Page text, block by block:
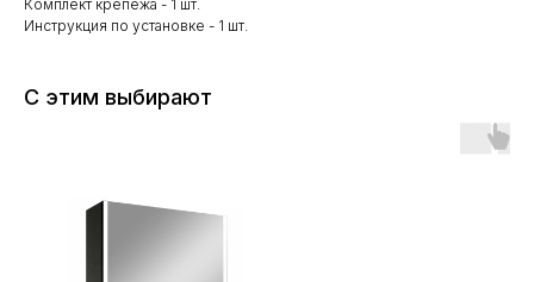
Комплект крепежа - 1 шт.
Инструкция по установке - 1 шт.
С этим выбирают